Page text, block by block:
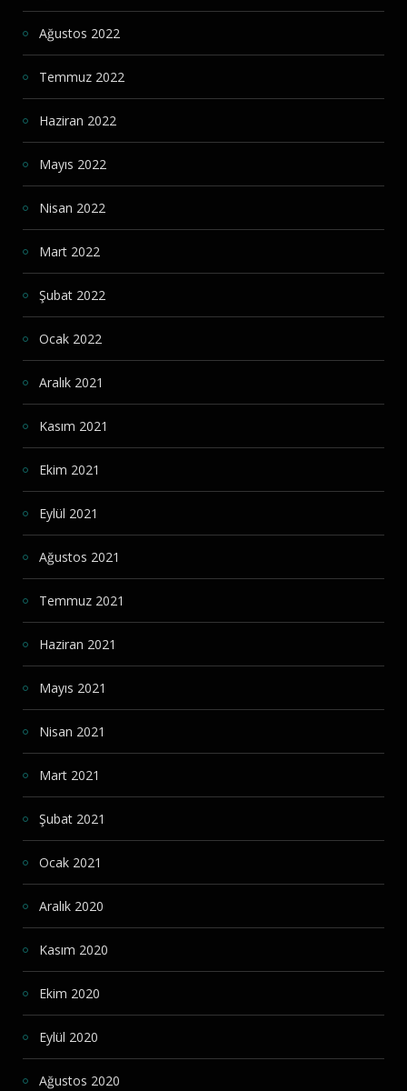
Ağustos 2022
Temmuz 2022
Haziran 2022
Mayıs 2022
Nisan 2022
Mart 2022
Şubat 2022
Ocak 2022
Aralık 2021
Kasım 2021
Ekim 2021
Eylül 2021
Ağustos 2021
Temmuz 2021
Haziran 2021
Mayıs 2021
Nisan 2021
Mart 2021
Şubat 2021
Ocak 2021
Aralık 2020
Kasım 2020
Ekim 2020
Eylül 2020
Ağustos 2020